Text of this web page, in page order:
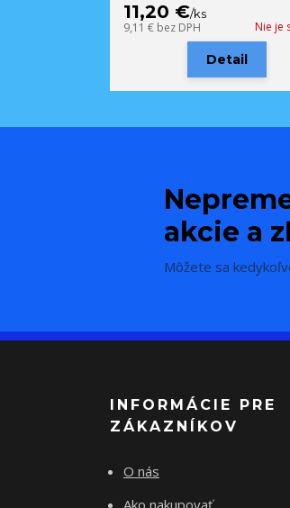
11,20 €/ks
9,11 € bez DPH Nie je
Detail
akcie a
Môžete sa
INFORMÁCIE PRE
ZÁKAZNÍKOV
O nás